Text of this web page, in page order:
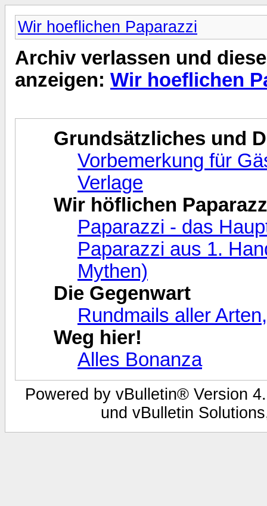
Wir hoeflichen Paparazzi
Archiv verlassen und
anzeigen: Wir hoeflichen
Grundsätzliches und
Vorbemerkung für
Verlage
Wir höflichen
Paparazzi - das
Paparazzi aus 1.
Mythen)
Die Gegenwart
Rundmails aller
Weg hier!
Alles Bonanza
Powered by vBulletin® Version
und vBulletin